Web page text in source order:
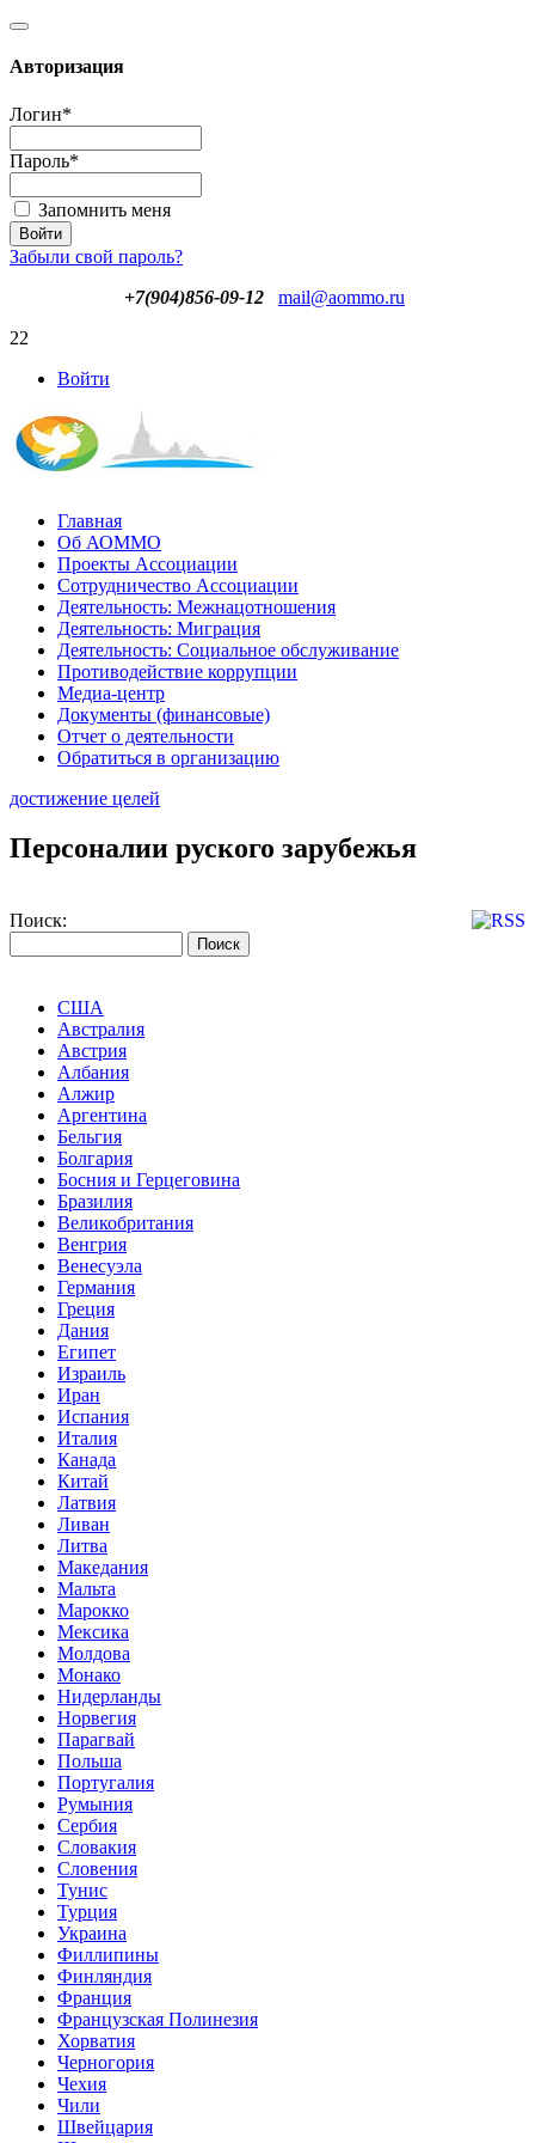
Авторизация
Логин*
Пароль*
Запомнить меня
Забыли свой пароль?
+7(904)856-09-12
mail@aommo.ru
22
Войти
Главная
Об АОММО
Проекты Ассоциации
Сотрудничество Ассоциации
Деятельность: Межнацотношения
Деятельность: Миграция
Деятельность: Социальное обслуживание
Противодействие коррупции
Медиа-центр
Документы (финансовые)
Отчет о деятельности
Обратиться в организацию
достижение целей
Персоналии руского зарубежья
Поиск:
США
Австралия
Австрия
Албания
Алжир
Аргентина
Бельгия
Болгария
Босния и Герцеговина
Бразилия
Великобритания
Венгрия
Венесуэла
Германия
Греция
Дания
Египет
Израиль
Иран
Испания
Италия
Канада
Китай
Латвия
Ливан
Литва
Македания
Мальта
Марокко
Мексика
Молдова
Монако
Нидерланды
Норвегия
Парагвай
Польша
Португалия
Румыния
Сербия
Словакия
Словения
Тунис
Турция
Украина
Филлипины
Финляндия
Франция
Французская Полинезия
Хорватия
Черногория
Чехия
Чили
Швейцария